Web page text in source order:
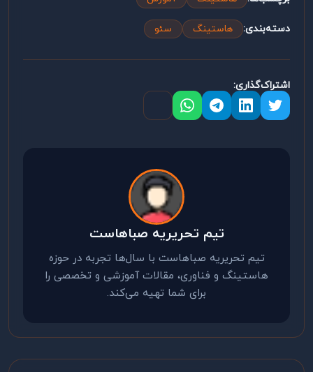
دسته‌بندی: هاستینگ سئو
اشتراک‌گذاری:
تیم تحریریه صباهاست
تیم تحریریه صباهاست با سال‌ها تجربه در حوزه
هاستینگ و فناوری، مقالات آموزشی و تخصصی را
برای شما تهیه می‌کند.